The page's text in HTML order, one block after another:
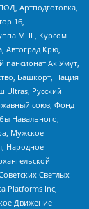
Артподготовка,
16,
МПГ, Курсом
Автоград Крю,
пансионат Ак Умут,
Башкорт, Нация
Ultras, Русский
союз, Фонд
Навального,
Мужское
Народное
Светлых
Platforms Inc,
Движение